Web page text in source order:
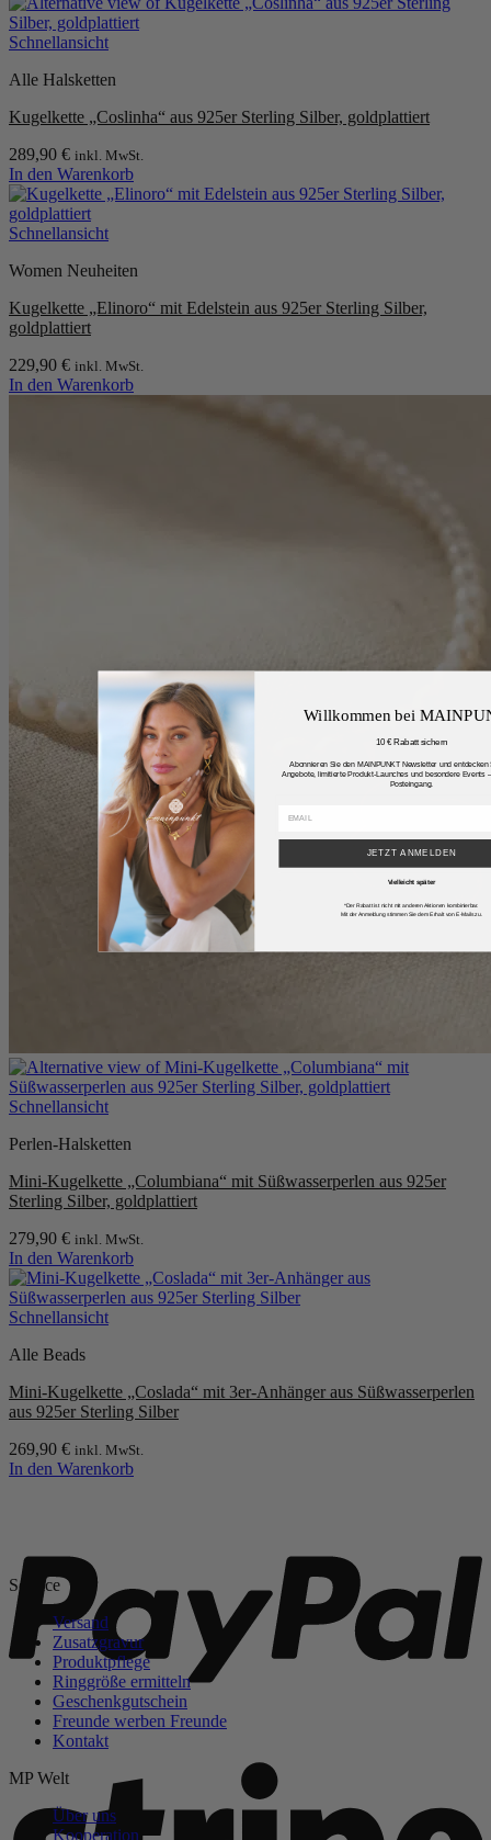
Schnellansicht
Alle Halsketten
Kugelkette „Coslinha“ aus 925er Sterling Silber, goldplattiert
289,90 € inkl. MwSt.
In den Warenkorb
Schnellansicht
Women Neuheiten
Kugelkette „Elinoro“ mit Edelstein aus 925er Sterling Silber,
goldplattiert
229,90 € inkl. MwSt.
In den Warenkorb
Schnellansicht
Perlen-Halsketten
Mini-Kugelkette „Columbiana“ mit Süßwasserperlen aus 925er
Sterling Silber, goldplattiert
279,90 € inkl. MwSt.
In den Warenkorb
Schnellansicht
Alle Beads
Mini-Kugelkette „Coslada“ mit 3er-Anhänger aus Süßwasserperlen
aus 925er Sterling Silber
269,90 € inkl. MwSt.
In den Warenkorb
Service
Versand
Zusatzgravur
Produktpflege
Ringgröße ermitteln
Geschenkgutschein
Freunde werben Freunde
Kontakt
MP Welt
Über uns
Kooperation
Willkommen bei
10 € Rabatt sichern
Abonnieren Sie den MAINPUNKT Newsletter und entdecken
Angebote, limitierte Produkt-Launches und besondere Events
Posteingang.
JETZT ANMELDEN
Vielleicht später
*Der Rabatt ist nicht mit anderen Aktionen kombinierbar.
Mit der Anmeldung stimmen Sie dem Erhalt von E-Mails zu.